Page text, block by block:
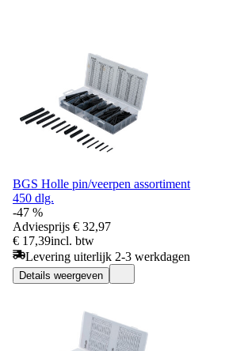
BGS Holle pin/veerpen assortiment
450 dlg.
-47 %
Adviesprijs € 32,97
€ 17,39incl. btw
Levering uiterlijk 2-3 werkdagen
Details weergeven